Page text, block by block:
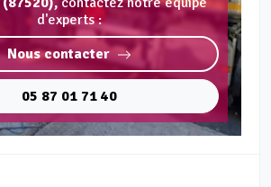
d'experts :
Nous contacter
05 87 01 71 40